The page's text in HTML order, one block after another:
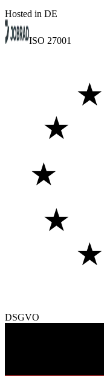
Hosted in DE
ISO 27001
★
★
★
★
★
DSGVO